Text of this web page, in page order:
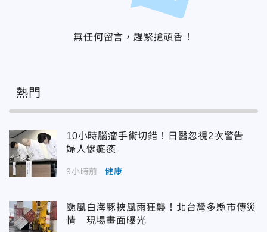
無任何留言，趕緊搶頭香！
熱門
10小時腦瘤手術切錯！日醫忽視2次警告
婦人慘癱瘓
9小時前 健康
颱風白海豚挾風雨狂襲！北台灣多縣市傳災
情 現場畫面曝光